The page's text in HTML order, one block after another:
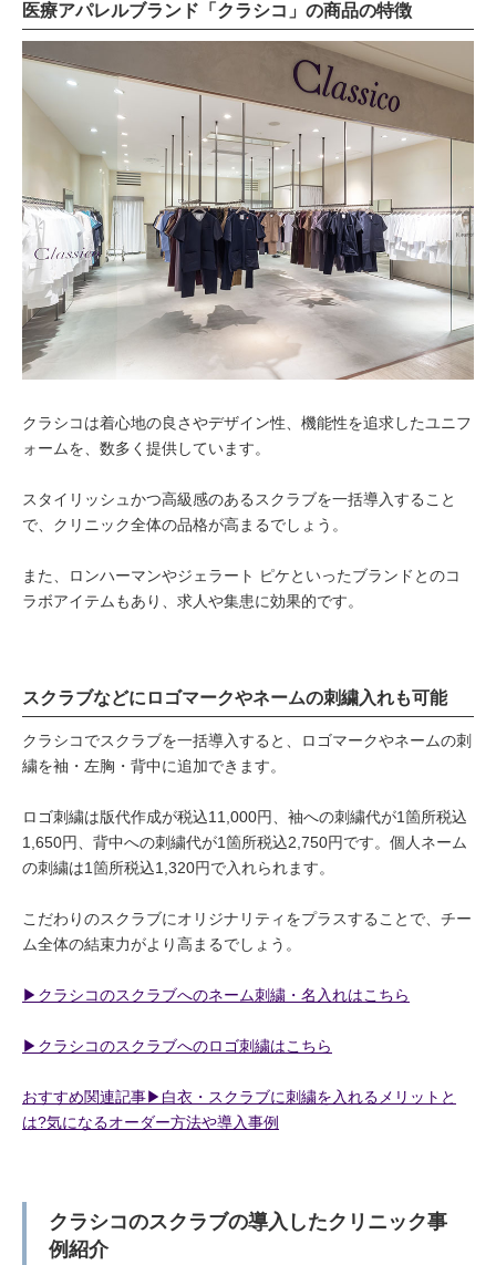
医療アパレルブランド「クラシコ」の商品の特徴
クラシコは着心地の良さやデザイン性、機能性を追求したユニフ
ォームを、数多く提供しています。
スタイリッシュかつ高級感のあるスクラブを一括導入すること
で、クリニック全体の品格が高まるでしょう。
また、ロンハーマンやジェラート ピケといったブランドとのコ
ラボアイテムもあり、求人や集患に効果的です。
スクラブなどにロゴマークやネームの刺繍入れも可能
クラシコでスクラブを一括導入すると、ロゴマークやネームの刺
繍を袖・左胸・背中に追加できます。
ロゴ刺繍は版代作成が税込11,000円、袖への刺繍代が1箇所税込
1,650円、背中への刺繍代が1箇所税込2,750円です。個人ネーム
の刺繍は1箇所税込1,320円で入れられます。
こだわりのスクラブにオリジナリティをプラスすることで、チー
ム全体の結束力がより高まるでしょう。
▶︎クラシコのスクラブへのネーム刺繍・名入れはこちら
▶︎クラシコのスクラブへのロゴ刺繍はこちら
おすすめ関連記事▶︎白衣・スクラブに刺繍を入れるメリットと
は?気になるオーダー方法や導入事例
クラシコのスクラブの導入したクリニック事
例紹介